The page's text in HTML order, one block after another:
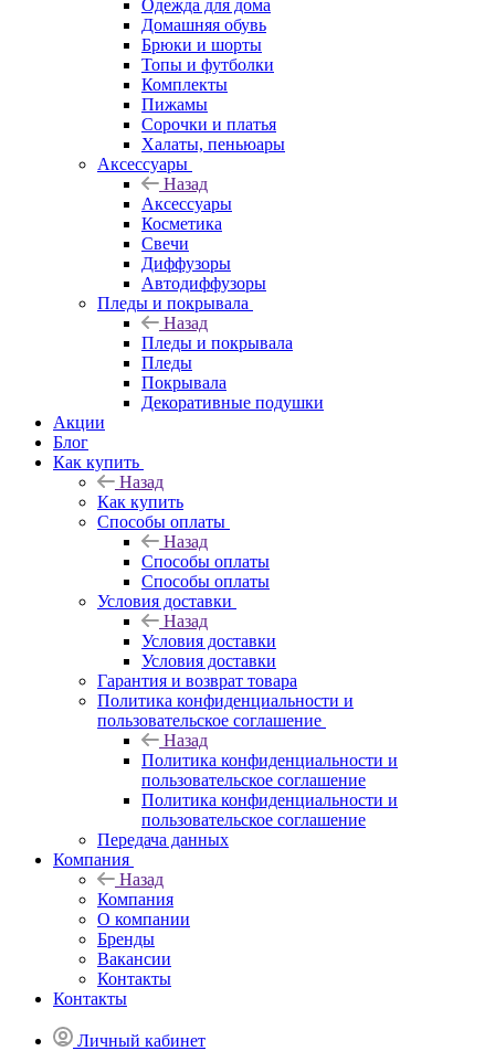
Одежда для дома
Домашняя обувь
Брюки и шорты
Топы и футболки
Комплекты
Пижамы
Сорочки и платья
Халаты, пеньюары
Аксессуары
Назад
Аксессуары
Косметика
Свечи
Диффузоры
Автодиффузоры
Пледы и покрывала
Назад
Пледы и покрывала
Пледы
Покрывала
Декоративные подушки
Акции
Блог
Как купить
Назад
Как купить
Способы оплаты
Назад
Способы оплаты
Способы оплаты
Условия доставки
Назад
Условия доставки
Условия доставки
Гарантия и возврат товара
Политика конфиденциальности и
пользовательское соглашение
Назад
Политика конфиденциальности и
пользовательское соглашение
Политика конфиденциальности и
пользовательское соглашение
Передача данных
Компания
Назад
Компания
О компании
Бренды
Вакансии
Контакты
Контакты
Личный кабинет